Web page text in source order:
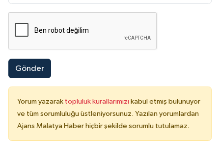
Gönder
Yorum yazarak topluluk kurallarımızı kabul etmiş bulunuyor
ve tüm sorumluluğu üstleniyorsunuz. Yazılan yorumlardan
Ajans Malatya Haber hiçbir şekilde sorumlu tutulamaz.